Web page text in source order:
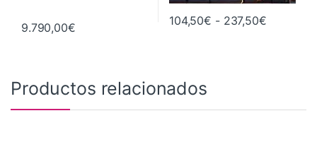
9.790,00€
Este producto tiene múltiples variantes. Las opciones se
104,50€ - 237,50€Rango
Este producto tiene múltiples
Productos relacionados